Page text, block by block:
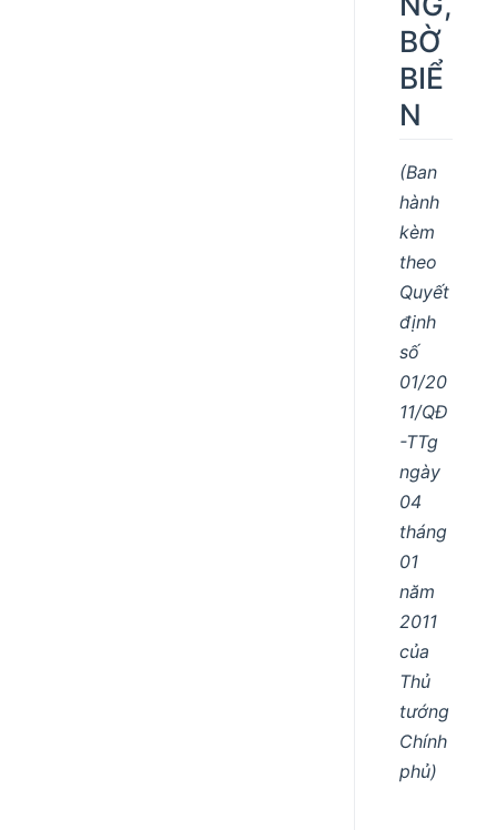
BỜ
BIỂ
N
(Ban
hành
kèm
theo
Quyết
định
số
01/20
11/QĐ
-TTg
ngày
04
tháng
01
năm
2011
của
Thủ
tướng
Chính
phủ)